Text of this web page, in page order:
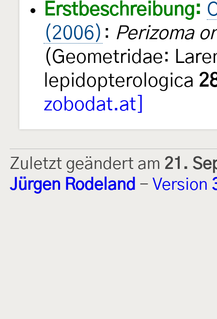
Erstbeschreibung:
(2006) : Perizoma
(Geometridae:
lepidopterologica
zobodat.at]
Zuletzt geändert am 21.
Jürgen Rodeland - Version